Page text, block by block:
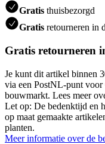
Gratis thuisbezorgd
Gratis retourneren in
Gratis retourneren
Je kunt dit artikel binnen
via een PostNL-punt
bouwmarkt. Lees meer
Let op: De bedenktijd en
op maat gemaakte
planten.
Meer informatie over de